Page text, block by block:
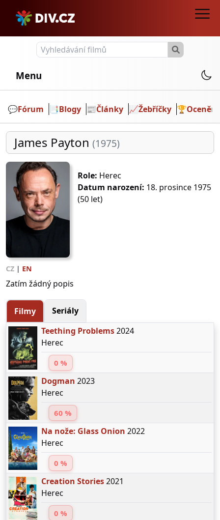
Menu
💬️Fórum 📑Blogy 📰Články 📈Žebříčky 🏆Ocenění
James Payton (1975)
Role: Herec
Datum narození: 18. prosince 1975
(50 let)
CZ | EN
Zatím žádný popis
Filmy
Seriály
Teething Problems2024
Herec
0 %
Dogman 2023
Herec
60 %
Na nože: Glass Onion 2022
Herec
0 %
Creation Stories2021
Herec
0 %